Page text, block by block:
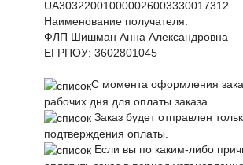
UA303220010000026003330017312
Наименование получателя:
ФЛП Шишман Анна Александровна
ЕГРПОУ: 3602801045
С момента оформления
рабочих дня для оплаты заказа.
Заказ будет отправлен
подтверждения оплаты.
Если вы по каким-либо